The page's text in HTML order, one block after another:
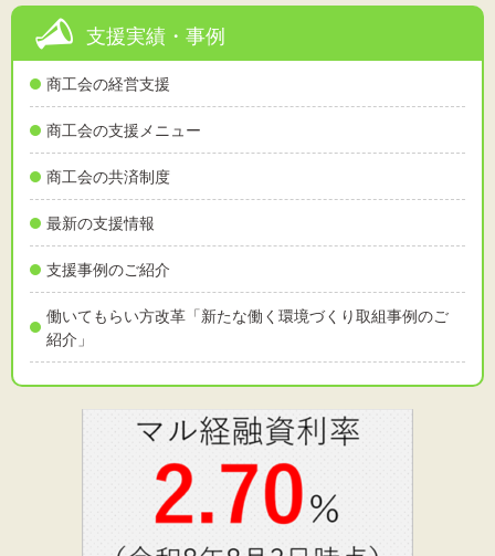
支援実績・事例
商工会の経営支援
商工会の支援メニュー
商工会の共済制度
最新の支援情報
支援事例のご紹介
働いてもらい方改革「新たな働く環境づくり取組事例のご
紹介」